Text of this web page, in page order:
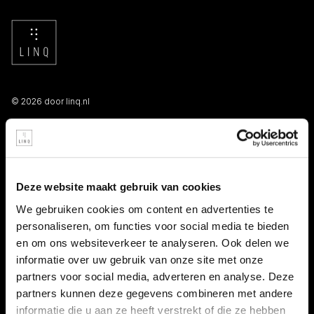
Deze website maakt gebruik van cookies
We gebruiken cookies om content en advertenties te
personaliseren, om functies voor social media te bieden
en om ons websiteverkeer te analyseren. Ook delen we
informatie over uw gebruik van onze site met onze
partners voor social media, adverteren en analyse. Deze
partners kunnen deze gegevens combineren met andere
informatie die u aan ze heeft verstrekt of die ze hebben
© 2026 door linq.nl
LINKS
Persooneelsgids uitzendkrachten
Antidiscriminatiebeleid
Klacht indienen